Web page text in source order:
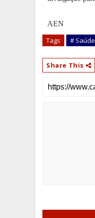
AEN
Tags # Saúde
Share This